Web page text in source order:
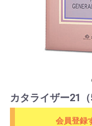
カタライザー21（
会員登録